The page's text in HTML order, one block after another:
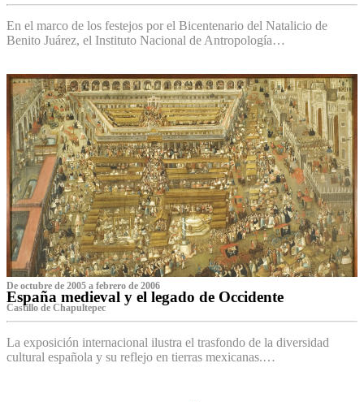
En el marco de los festejos por el Bicentenario del Natalicio de
Benito Juárez, el Instituto Nacional de Antropología…
De octubre de 2005 a febrero de 2006
España medieval y el legado de Occidente
Castillo de Chapultepec
La exposición internacional ilustra el trasfondo de la diversidad
cultural española y su reflejo en tierras mexicanas.…